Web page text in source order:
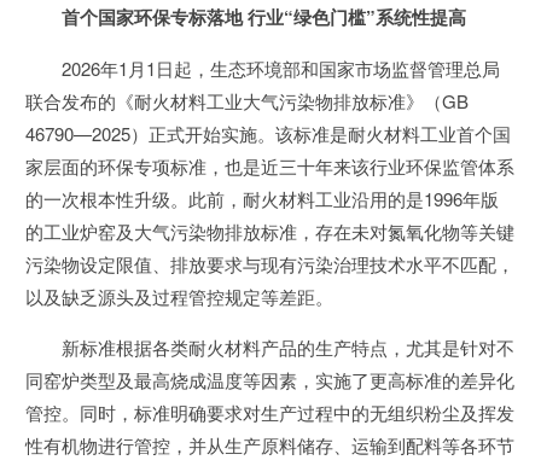
首个国家环保专标落地 行业“绿色门槛”系统性提高
2026年1月1日起，生态环境部和国家市场监督管理总局
联合发布的《耐火材料工业大气污染物排放标准》（GB
46790—2025）正式开始实施。该标准是耐火材料工业首个国
家层面的环保专项标准，也是近三十年来该行业环保监管体系
的一次根本性升级。此前，耐火材料工业沿用的是1996年版
的工业炉窑及大气污染物排放标准，存在未对氮氧化物等关键
污染物设定限值、排放要求与现有污染治理技术水平不匹配，
以及缺乏源头及过程管控规定等差距。
新标准根据各类耐火材料产品的生产特点，尤其是针对不
同窑炉类型及最高烧成温度等因素，实施了更高标准的差异化
管控。同时，标准明确要求对生产过程中的无组织粉尘及挥发
性有机物进行管控，并从生产原料储存、运输到配料等各环节